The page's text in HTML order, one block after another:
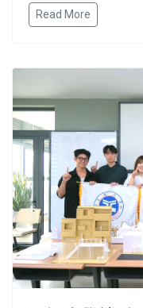
Read More